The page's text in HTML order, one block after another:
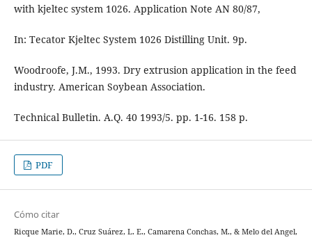
with kjeltec system 1026. Application Note AN 80/87,
In: Tecator Kjeltec System 1026 Distilling Unit. 9p.
Woodroofe, J.M., 1993. Dry extrusion application in the feed
industry. American Soybean Association.
Technical Bulletin. A.Q. 40 1993/5. pp. 1-16. 158 p.
PDF
Cómo citar
Ricque Marie, D., Cruz Suárez, L. E., Camarena Conchas, M., & Melo del Angel,